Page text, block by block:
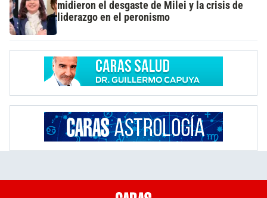
midieron el desgaste de Milei y la crisis de
liderazgo en el peronismo